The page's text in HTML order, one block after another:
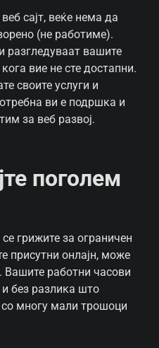
сајт, веќе нема да
(не работиме).
разгледуваат вашите
вие не сте достапни.
своите услуги и
ви е подршка и
за веб развој.
поголем
грижите за ограничен
присутни онлајн, може
Вашите работни часови
без разлика што
со многу мали трошоци